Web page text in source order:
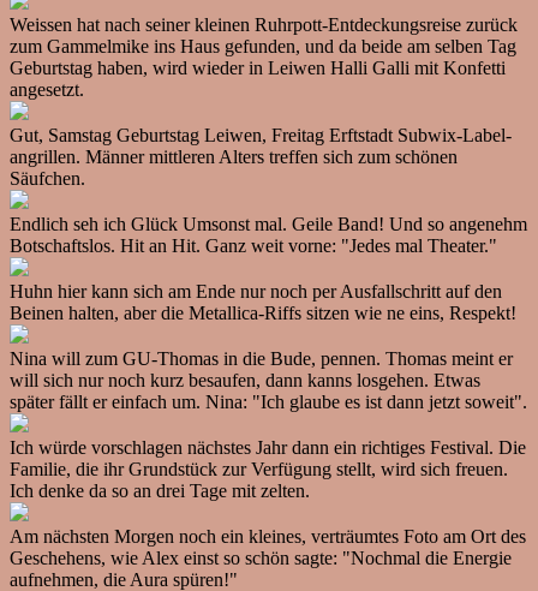
Weissen hat nach seiner kleinen Ruhrpott-Entdeckungsreise zurück
zum Gammelmike ins Haus gefunden, und da beide am selben Tag
Geburtstag haben, wird wieder in Leiwen Halli Galli mit Konfetti
angesetzt.
Gut, Samstag Geburtstag Leiwen, Freitag Erftstadt Subwix-Label-
angrillen. Männer mittleren Alters treffen sich zum schönen
Säufchen.
Endlich seh ich Glück Umsonst mal. Geile Band! Und so angenehm
Botschaftslos. Hit an Hit. Ganz weit vorne: "Jedes mal Theater."
Huhn hier kann sich am Ende nur noch per Ausfallschritt auf den
Beinen halten, aber die Metallica-Riffs sitzen wie ne eins, Respekt!
Nina will zum GU-Thomas in die Bude, pennen. Thomas meint er
will sich nur noch kurz besaufen, dann kanns losgehen. Etwas
später fällt er einfach um. Nina: "Ich glaube es ist dann jetzt soweit".
Ich würde vorschlagen nächstes Jahr dann ein richtiges Festival. Die
Familie, die ihr Grundstück zur Verfügung stellt, wird sich freuen.
Ich denke da so an drei Tage mit zelten.
Am nächsten Morgen noch ein kleines, verträumtes Foto am Ort des
Geschehens, wie Alex einst so schön sagte: "Nochmal die Energie
aufnehmen, die Aura spüren!"